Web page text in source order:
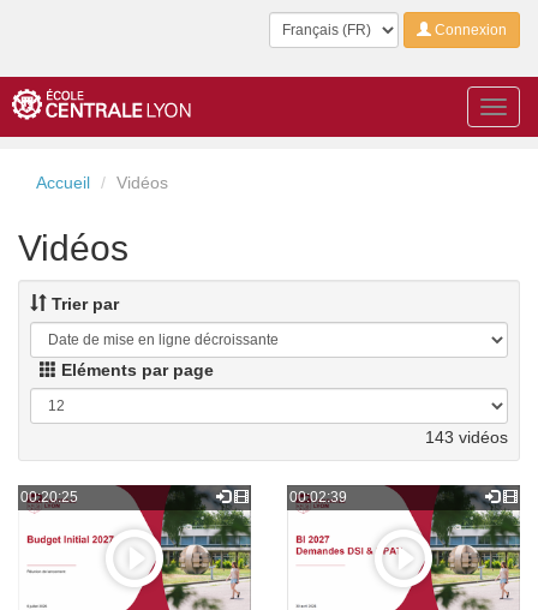
LangueConnexion
Accueil Vidéos
Vidéos
Trier par
Eléments par page
143 vidéos
00:20:25 00:02:39